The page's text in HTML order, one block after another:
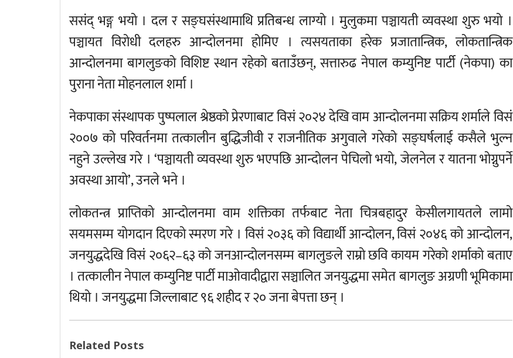
ससंद् भङ्ग भयो । दल र सङ्घसंस्थामाथि प्रतिबन्ध लाग्यो । मुलुकमा पञ्चायती व्यवस्था शुरु भयो ।
पञ्चायत विरोधी दलहरु आन्दोलनमा होमिए । त्यसयताका हरेक प्रजातान्त्रिक, लोकतान्त्रिक
आन्दोलनमा बागलुङको विशिष्ट स्थान रहेको बताउँछन्, सत्तारुढ नेपाल कम्युनिष्ट पार्टी (नेकपा) का
पुराना नेता मोहनलाल शर्मा ।
नेकपाका संस्थापक पुष्पलाल श्रेष्ठको प्रेरणाबाट विसं २०२४ देखि वाम आन्दोलनमा सक्रिय शर्माले विसं
२००७ को परिवर्तनमा तत्कालीन बुद्धिजीवी र राजनीतिक अगुवाले गरेको सङ्घर्षलाई कसैले भुल्न
नहुने उल्लेख गरे । ‘पञ्चायती व्यवस्था शुरु भएपछि आन्दोलन पेचिलो भयो, जेलनेल र यातना भोग्नुपर्ने
अवस्था आयो’, उनले भने ।
लोकतन्त्र प्राप्तिको आन्दोलनमा वाम शक्तिका तर्फबाट नेता चित्रबहादुर केसीलगायतले लामो
सयमसम्म योगदान दिएको स्मरण गरे । विसं २०३६ को विद्यार्थी आन्दोलन, विसं २०४६ को आन्दोलन,
जनयुद्धदेखि विसं २०६२–६३ को जनआन्दोलनसम्म बागलुङले राम्रो छवि कायम गरेको शर्माको बताए
। तत्कालीन नेपाल कम्युनिष्ट पार्टी माओवादीद्वारा सञ्चालित जनयुद्धमा समेत बागलुङ अग्रणी भूमिकामा
थियो । जनयुद्धमा जिल्लाबाट ९६ शहीद र २० जना बेपत्ता छन् ।
Related Posts